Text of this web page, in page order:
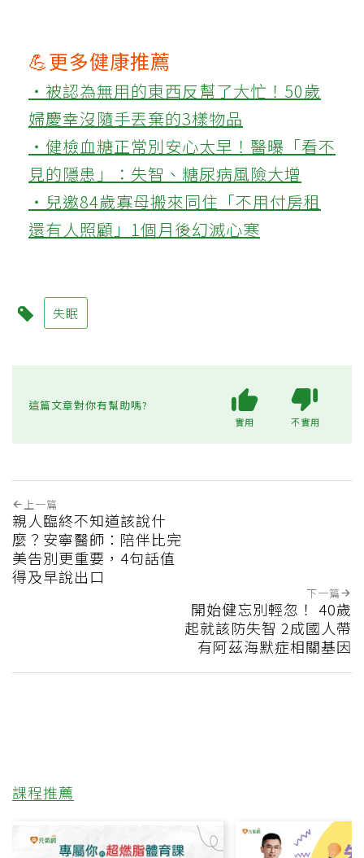
💪更多健康推薦
‧被認為無用的東西反幫了大忙！50歲
婦慶幸沒隨手丟棄的3樣物品
‧健檢血糖正常別安心太早！醫曝「看不
見的隱患」：失智、糖尿病風險大增
‧兒邀84歲寡母搬來同住「不用付房租
還有人照顧」1個月後幻滅心寒
失眠
這篇文章對你有幫助嗎?
實用 不實用
上一篇
親人臨終不知道該說什
麼？安寧醫師：陪伴比完
美告別更重要，4句話值
得及早說出口
下一篇
開始健忘別輕忽！ 40歲
起就該防失智 2成國人帶
有阿茲海默症相關基因
課程推薦